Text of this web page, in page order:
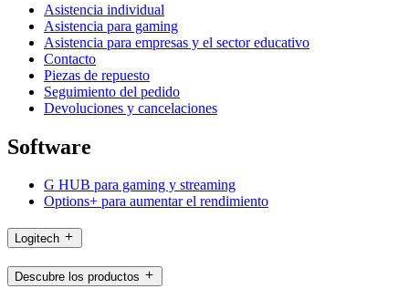
Asistencia individual
Asistencia para gaming
Asistencia para empresas y el sector educativo
Contacto
Piezas de repuesto
Seguimiento del pedido
Devoluciones y cancelaciones
Software
G HUB para gaming y streaming
Options+ para aumentar el rendimiento
Logitech
Descubre los productos